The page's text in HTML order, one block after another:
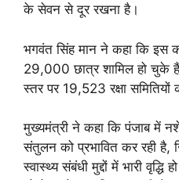
के सेवन से दूर रखना है।
भगवंत सिंह मान ने कहा कि इस
29,000 छात्र शामिल हो चुके
स्तर पर 19,523 रक्षा समितियों
मुख्यमंत्री ने कहा कि पंजाब में
संतुलन को प्रभावित कर रही
स्वास्थ्य संबंधी मुद्दों में भारी